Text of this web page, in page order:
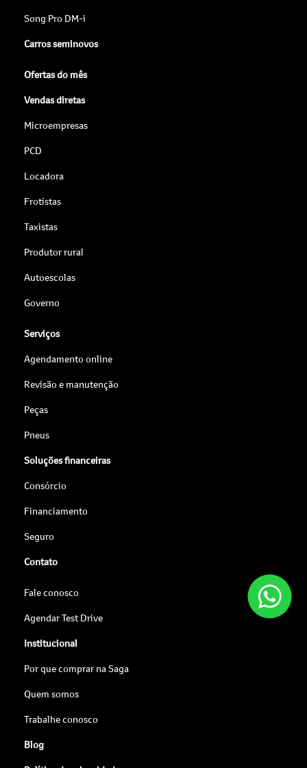
Song Pro DM-i
Carros seminovos
Ofertas do mês
Vendas diretas
Microempresas
PCD
Locadora
Frotistas
Taxistas
Produtor rural
Autoescolas
Governo
Serviços
Agendamento online
Revisão e manutenção
Peças
Pneus
Soluções financeiras
Consórcio
Financiamento
Seguro
Contato
Fale conosco
Agendar Test Drive
Institucional
Por que comprar na Saga
Quem somos
Trabalhe conosco
Blog